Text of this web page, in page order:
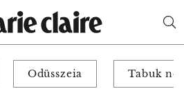
Odüsszeia Tabuk